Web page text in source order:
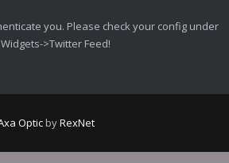
you. Please check your config under
>Twitter Feed!
OpticbyRexNet